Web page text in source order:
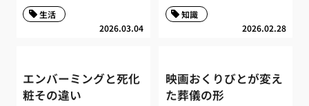
2026.03.04
生活
2026.02.28
知識
エンバーミングと死化
粧その違い
映画おくりびとが変え
た葬儀の形